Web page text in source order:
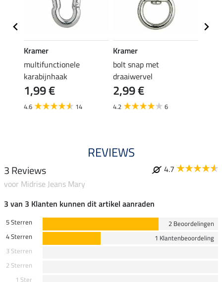
Kramer
multifunctionele
karabijnhaak
1,99 €
4.6 14
Kramer
bolt snap met
draaiwervel
2,99 €
4.2 6
REVIEWS
3 Reviews
4.7
voor Midrise Jeans Mary
3 van 3 Klanten kunnen dit artikel aanraden
5 Sterren
2 Beoordelingen
4 Sterren
1 Klantenbeoordeling
3 Sterren
2 Sterren
1 Ster